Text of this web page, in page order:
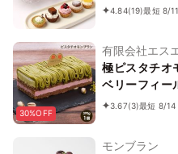
4.84(19)最短 8/11
30%OFF
有限会社エス
リーフィール
極ピスタチオモ
ベリーフィー
〔ピスタチオ
3.67(3)最短 8/14
モンブラン